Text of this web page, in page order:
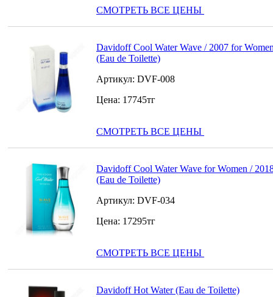
СМОТРЕТЬ ВСЕ ЦЕНЫ
Davidoff Cool Water Wave / 2007 for
(Eau de Toilette)
Артикул: DVF-008
Цена: 17745тг
СМОТРЕТЬ ВСЕ ЦЕНЫ
Davidoff Cool Water Wave for Women /
(Eau de Toilette)
Артикул: DVF-034
Цена: 17295тг
СМОТРЕТЬ ВСЕ ЦЕНЫ
Davidoff Hot Water (Eau de Toilette)